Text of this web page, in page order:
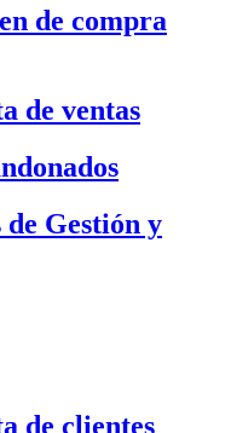
de compra
de ventas
Gestión y
de clientes